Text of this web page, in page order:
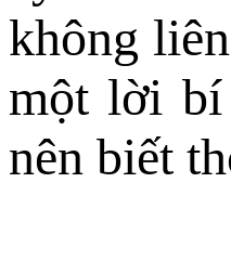
không
một lời bí
nên biết